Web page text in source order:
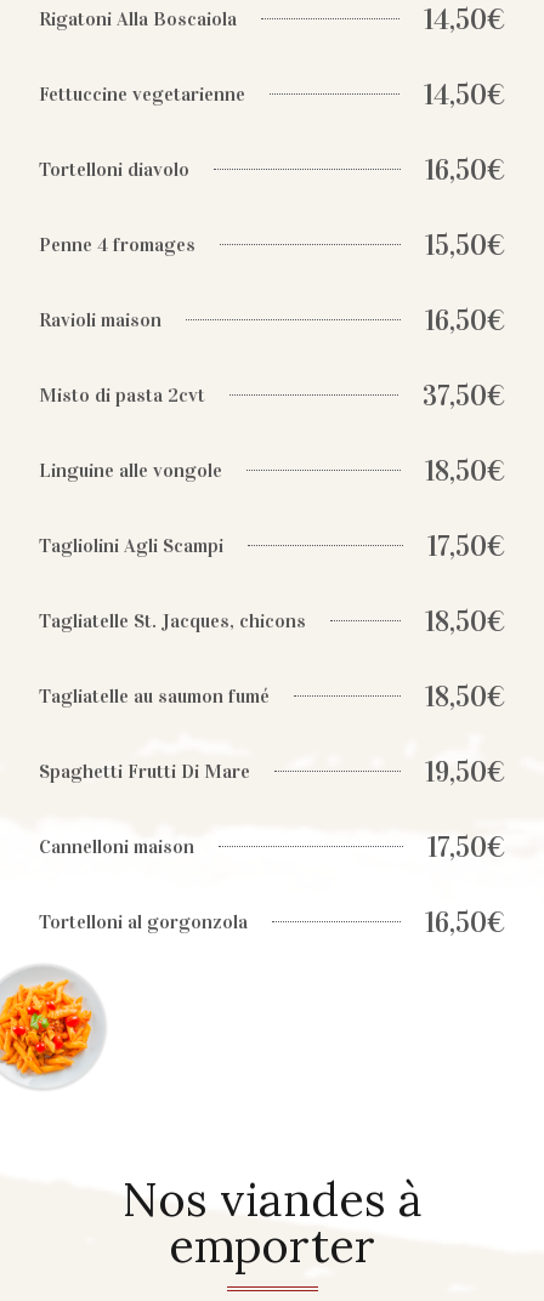
Rigatoni Alla Boscaiola 14,50€
Fettuccine vegetarienne 14,50€
Tortelloni diavolo 16,50€
Penne 4 fromages 15,50€
Ravioli maison 16,50€
Misto di pasta 2cvt 37,50€
Linguine alle vongole 18,50€
Tagliolini Agli Scampi 17,50€
Tagliatelle St. Jacques, chicons 18,50€
Tagliatelle au saumon fumé 18,50€
Spaghetti Frutti Di Mare 19,50€
Cannelloni maison 17,50€
Tortelloni al gorgonzola 16,50€
Nos viandes à
emporter